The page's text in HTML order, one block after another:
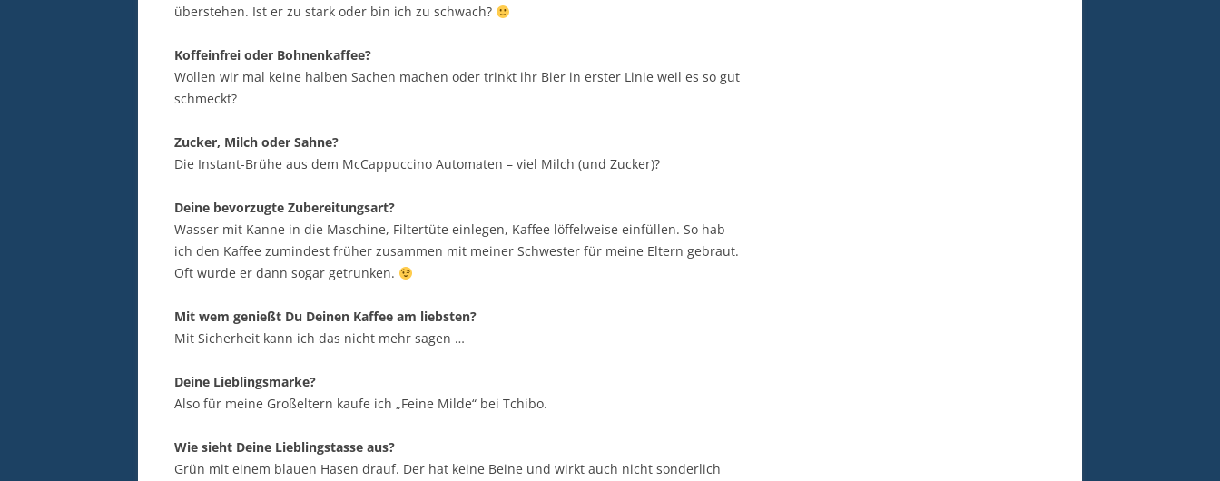
überstehen. Ist er zu stark oder bin ich zu schwach?
Koffeinfrei oder Bohnenkaffee?
Wollen wir mal keine halben Sachen machen oder trinkt ihr Bier in erster Linie weil es so gut
schmeckt?
Zucker, Milch oder Sahne?
Die Instant-Brühe aus dem McCappuccino Automaten – viel Milch (und Zucker)?
Deine bevorzugte Zubereitungsart?
Wasser mit Kanne in die Maschine, Filtertüte einlegen, Kaffee löffelweise einfüllen. So hab
ich den Kaffee zumindest früher zusammen mit meiner Schwester für meine Eltern gebraut.
Oft wurde er dann sogar getrunken.
Mit wem genießt Du Deinen Kaffee am liebsten?
Mit Sicherheit kann ich das nicht mehr sagen …
Deine Lieblingsmarke?
Also für meine Großeltern kaufe ich „Feine Milde“ bei Tchibo.
Wie sieht Deine Lieblingstasse aus?
Grün mit einem blauen Hasen drauf. Der hat keine Beine und wirkt auch nicht sonderlich